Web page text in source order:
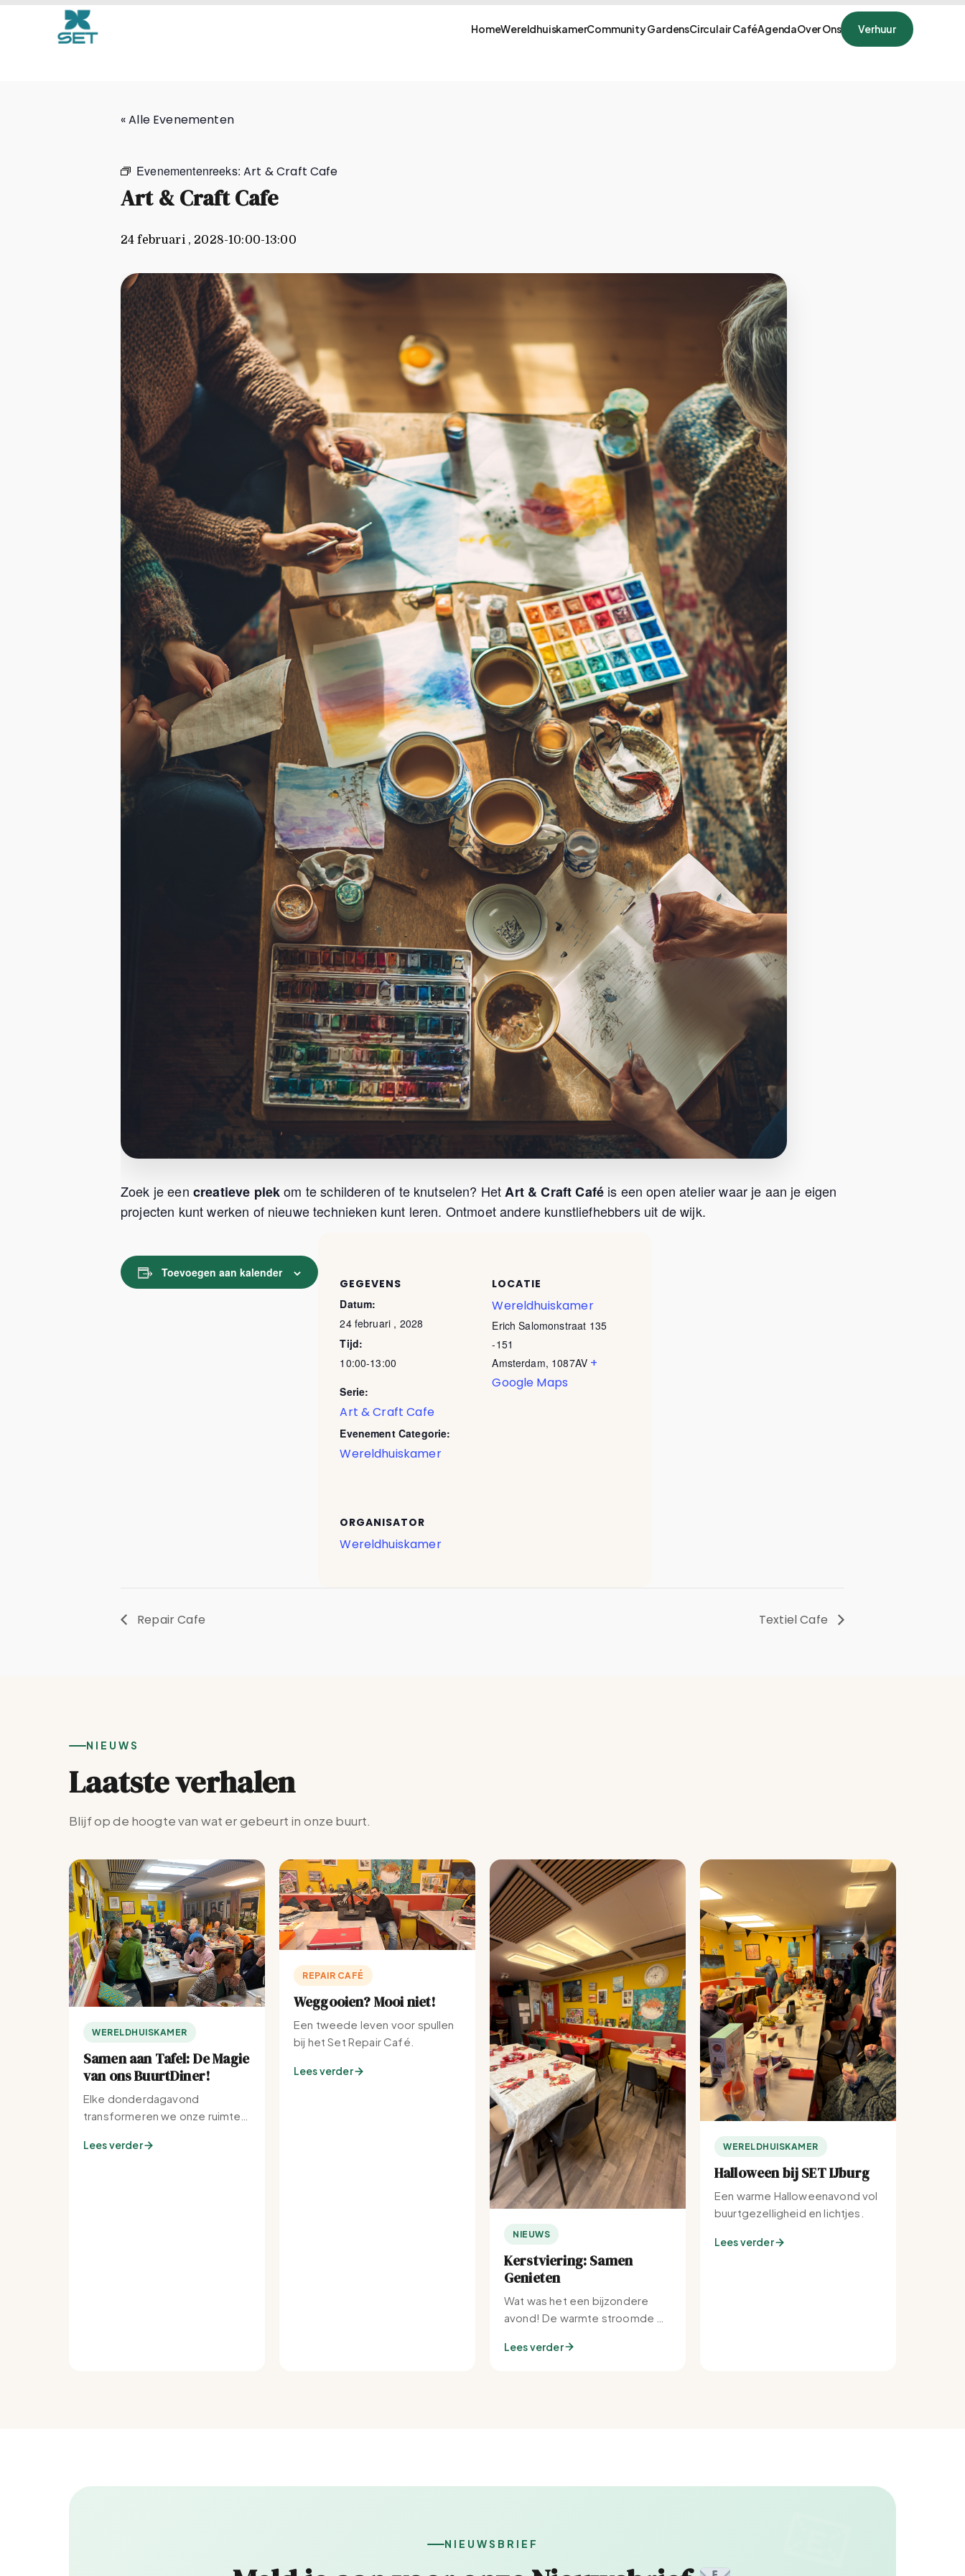
HomeWereldhuiskamerCommunity GardensCirculair CaféAgendaOver Ons Verhuur
Art & Craft Cafe
« Alle Evenementen
Evenementenreeks:Art & Craft Cafe
Art & Craft Cafe
24 februari , 2028-10:00-13:00
Zoek je een creatieve plekom te schilderen of te knutselen? Het Art & Craft Caféis een open atelier waar je aan je eigen
projecten kunt werken of nieuwe technieken kunt leren. Ontmoet andere kunstliefhebbers uit de wijk.
Toevoegen aan kalender
GEGEVENS
Datum:
24 februari , 2028
Tijd:
10:00-13:00
Serie:
Art & Craft Cafe
Evenement Categorie:
Wereldhuiskamer
LOCATIE
Wereldhuiskamer
Erich Salomonstraat 135
-151
Amsterdam, 1087AV +
Google Maps
ORGANISATOR
Wereldhuiskamer
Repair Cafe Textiel Cafe
NIEUWS
Laatste verhalen
Blijf op de hoogte van wat er gebeurt in onze buurt.
WERELDHUISKAMER
Samen aan Tafel: De Magie
van ons BuurtDiner!
Elke donderdagavond
transformeren we onze ruimte
buurt.
Lees verder
REPAIR CAFÉ
Weggooien? Mooi niet!
Een tweede leven voor spullen
bij het Set Repair Café.
Lees verder
NIEUWS
Kerstviering: Samen
Genieten
Wat was het een bijzondere
avond! De warmte stroomde bij
Lees verder
WERELDHUISKAMER
Halloween bij SET IJburg
Een warme Halloweenavond vol
buurtgezelligheid en lichtjes.
Lees verder
NIEUWSBRIEF